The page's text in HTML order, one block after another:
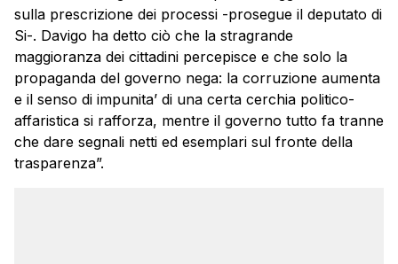
sulla prescrizione dei processi -prosegue il deputato di
Si-. Davigo ha detto ciò che la stragrande
maggioranza dei cittadini percepisce e che solo la
propaganda del governo nega: la corruzione aumenta
e il senso di impunita’ di una certa cerchia politico-
affaristica si rafforza, mentre il governo tutto fa tranne
che dare segnali netti ed esemplari sul fronte della
trasparenza”.